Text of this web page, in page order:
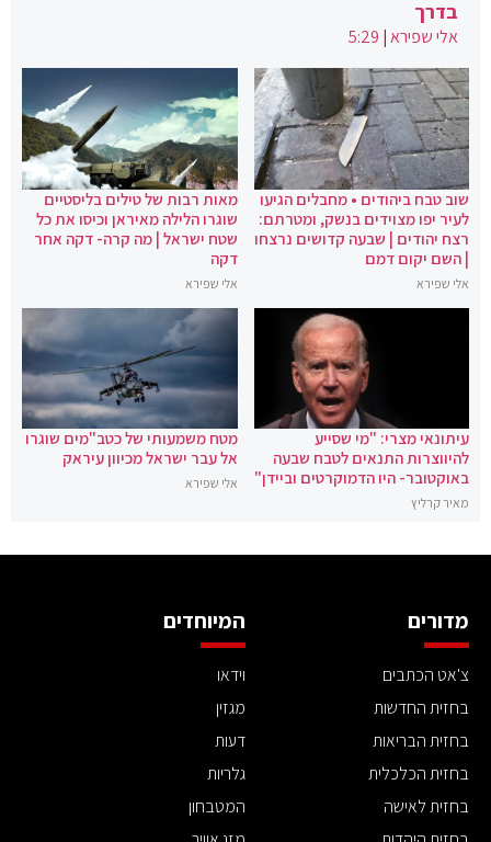
בדרך
אלי שפירא|
5:29
שוב טבח ביהודים • מחבלים הגיעו
לעיר יפו מצוידים בנשק, ומטרתם:
רצח יהודים | שבעה קדושים נרצחו
| השם יקום דמם
אלי שפירא
מאות רבות של טילים בליסטיים
שוגרו הלילה מאיראן וכיסו את כל
שטח ישראל | מה קרה- דקה אחר
דקה
אלי שפירא
עיתונאי מצרי: "מי שסייע
להיווצרות התנאים לטבח שבעה
באוקטובר- היו הדמוקרטים וביידן"
מאיר קרליץ
מטח משמעותי של כטב"מים שוגרו
אל עבר ישראל מכיוון עיראק
אלי שפירא
מדורים
צ'אט הכתבים
בחזית החדשות
בחזית הבריאות
בחזית הכלכלית
בחזית לאישה
המיוחדים
וידאו
מגזין
דעות
גלריות
המטבחון